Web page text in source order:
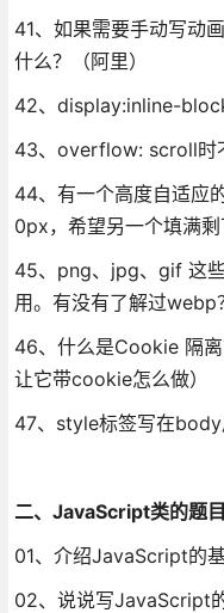
41、如果需要手动写动
什么？（阿里）
42、display:inline-
43、overflow: scroll时
44、有一个高度自适应
0px，希望另一个填满剩
45、png、jpg、gif 这
用。有没有了解过webp
46、什么是Cookie 隔
让它带cookie怎么做）
47、style标签写在body
二、JavaScript类的题目
01、介绍JavaScript的基
02、说说写JavaScript